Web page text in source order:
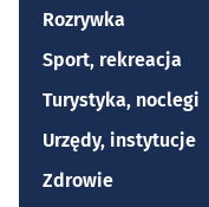
Rozrywka
Sport, rekreacja
Turystyka, noclegi
Urzędy, instytucje
Zdrowie